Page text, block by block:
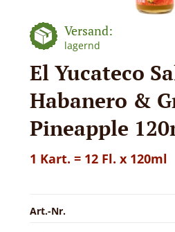
Versand:
lagernd
El Yucateco
Habanero &
Pineapple
1 Kart. = 12 Fl. x 120ml
Art.-Nr.